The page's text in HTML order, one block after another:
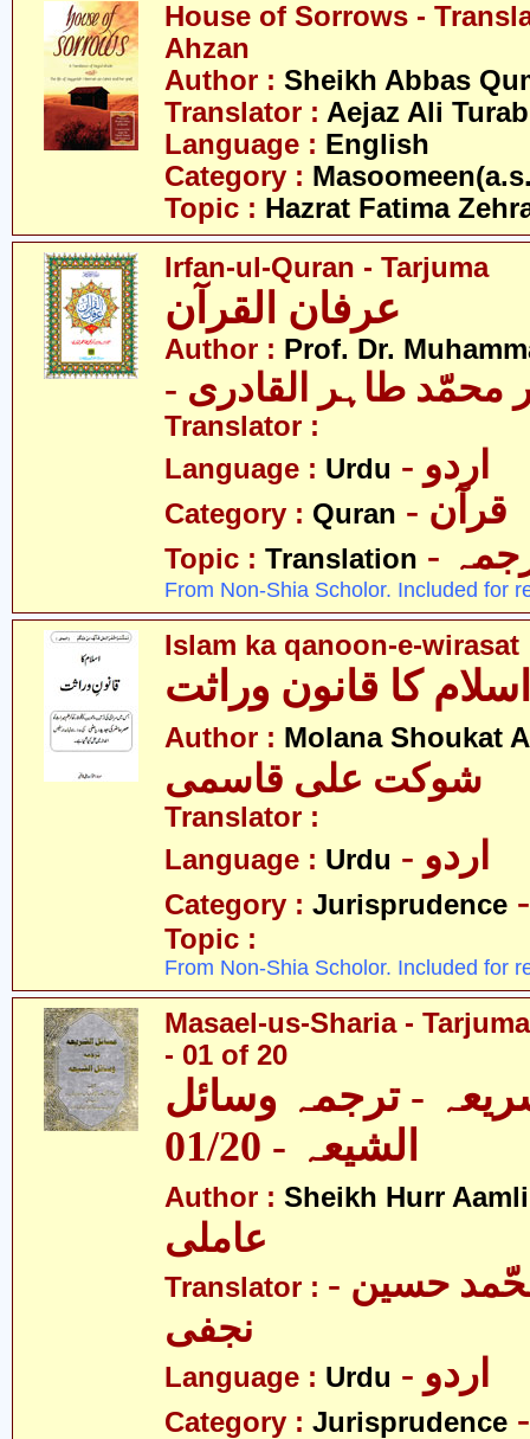
House of Sorrows -
Ahzan
Author : Sheikh Abbas
Translator : Aejaz Ali
Language : English
Category :
Topic : Hazrat Fatima
Irfan-ul-Quran - Tarjuma
عرفان القرآن
Author : Prof. Dr.
محمّد طاہر القادری
Translator :
Language : Urdu - اردو
Category : Quran - قرآن
Topic : Translation
From Non-Shia Scholor. Included for
Islam ka qanoon-e-wirasat
اسلام کا قانون وراثت
Author : Molana Shoukat
شوکت علی قاسمی
Translator :
Language : Urdu - اردو
Category : Jurisprudence
Topic :
From Non-Shia Scholor. Included for
Masael-us-Sharia -
- 01 of 20
- ترجمہ وسائل
الشیعہ - 01/20
Author : Sheikh Hurr Aamli
عاملی
Translator : - آیت اللہ محّمد حسین
نجفی
Language : Urdu - اردو
Category : Jurisprudence